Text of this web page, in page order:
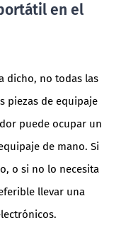
en el
dicho, no todas las
piezas de equipaje
puede ocupar un
de mano. Si
o si no lo necesita
llevar una